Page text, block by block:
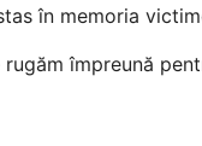
în memoria
împreună